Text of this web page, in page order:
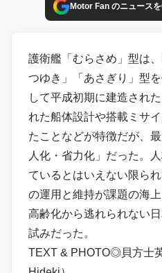
Motor Fan のニュース
護衛艦「むらさめ」型は
つゆき」「あさぎり」型
して平成初期に建造され
れた船体設計や搭載ミサ
たことなどが特徴だが、
人化・省力化」だった。
ているとはいえない限ら
の運用と維持が課題の海
高齢化から逃れられない
試みだった。
TEXT & PHOTO◎貝方士